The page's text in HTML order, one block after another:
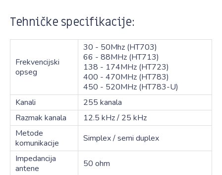
Tehničke specifikacije:
Frekvencijski
opseg
30 - 50Mhz (HT703)
66 - 88MHz (HT713)
138 - 174MHz (HT723)
400 - 470MHz (HT783)
450 - 520MHz (HT783-U)
Kanali
255 kanala
Razmak kanala
12.5 kHz / 25 kHz
Metode
komunikacije
Simplex / semi duplex
Impedancija
antene
50 ohm